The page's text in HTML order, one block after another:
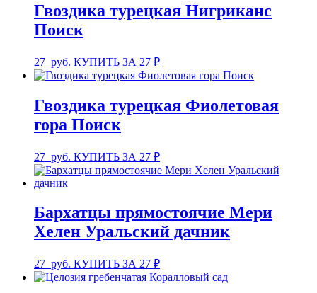
Гвоздика турецкая Нигриканс
Поиск
27 руб. КУПИТЬ ЗА 27 ₽
Гвоздика турецкая Фиолетовая
гора Поиск
27 руб. КУПИТЬ ЗА 27 ₽
Бархатцы прямостоячие Мери
Хелен Уральский дачник
27 руб. КУПИТЬ ЗА 27 ₽